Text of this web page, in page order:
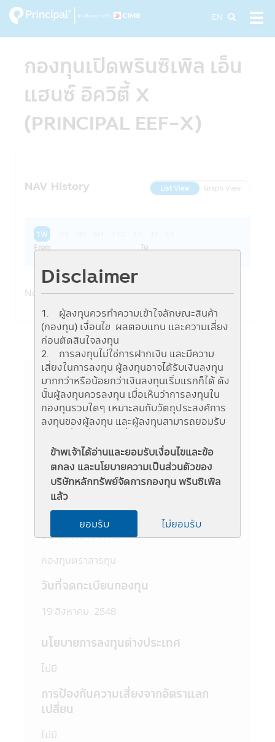
Disclaimer
1. ผู้ลงทุนควรทำความเข้าใจลักษณะสินค้า
(กองทุน) เงื่อนไข ผลตอบแทน และความเสี่ยง
ก่อนตัดสินใจลงทุน
2. การลงทุนไม่ใช่การฝากเงิน และมีความ
เสี่ยงในการลงทุน ผู้ลงทุนอาจได้รับเงินลงทุน
มากกว่าหรือน้อยกว่าเงินลงทุนเริ่มแรกก็ได้ ดัง
นั้นผู้ลงทุนควรลงทุน เมื่อเห็นว่าการลงทุนใน
กองทุนรวมใดๆ เหมาะสมกับวัตถุประสงค์การ
ลงทุนของผู้ลงทุน และผู้ลงทุนสามารถยอมรับ
รวมนั้นๆ ได้
3. ผู้สนใจลงทุนควรศึกษาข้อมูลในหนังสือชี้
ชวนให้เข้าใจก่อนซื้อหน่วยลงทุน และทำความ
เข้าใจเกี่ยวกับ "นโยบายการลงทุน" "ประเภท
หลักทรัพย์ที่จะลงทุน" "อัตราส่วนการลงทุน"
"ความเสี่ยงในการลงทุนของกองทุนรวม" และ
"คำเตือน/ข้อแนะนำ" และควรเก็บใว้เป็นข้อมูล
เพื่อใช้อ้างอิงในอนาคต หากต้องการทราบ
ข้อมูลเพิ่มเติมสามารถขอหนังสือชี้ชวนส่วน
บริษัทจัดการ หรือผู้สนับสนุนการขายที่ได้รับการ
แต่งตั้งจากบริษัทจัดการทุกแห่ง
4. บริษัทจัดการอาจลงทุนในหลักทรัพย์ หรือ
บริษัทจัดการลงทุนในหลักทรัพย์ หรือทรัพย์สิน
อื่นเพื่อกองทุนตามหลักเกณฑ์ที่สำนักงานคณะ
กรรมการ ก.ล.ต. กำหนด ทั้งนี้ผู้ที่สนใจจะลงทุน
จัดการในรายละเอียด สามารถขอดูข้อมูลได้ที่
บริษัทจัดการ ผู้สนับสนุนการขายที่ได้รับการแต่ง
กรรมการ ก.ล.ต.
ข้าพเจ้าได้อ่านและยอมรับเงื่อนไขและข้อ
ตกลง และนโยบายความเป็นส่วนตัวของ
บริษัทหลักทรัพย์จัดการกองทุน พรินซิเพิล
แล้ว
ยอมรับ ไม่ยอมรับ
Skip
to
main
EN
กองทุนเปิดพรินซิเพิล เอ็น
แฮนซ์ อิควิตี้ X
(PRINCIPAL EEF-X)
NAV History List View Graph View
1W
From
To
No records found !
ข้อมูลกองทุน
ชื่อย่อ
PRINCIPAL EEF-X
ระดับความเสี่ยง
6 (เสี่ยงสูง)
ประเภทโครงการ
กองทุนตราสารทุน
วันที่จดทะเบียนกองทุน
19 สิงหาคม 2548
นโยบายการลงทุนต่างประเทศ
ไม่มี
การป้องกันความเสี่ยงจากอัตราแลก
เปลี่ยน
ไม่มี